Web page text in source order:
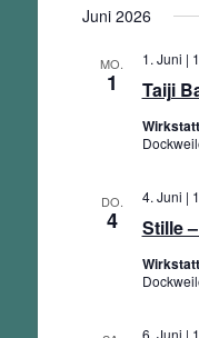
wählen.
Juni 2026
MO.
1 Taiji
1. Juni |
DO.
4 Stille
4. Juni |